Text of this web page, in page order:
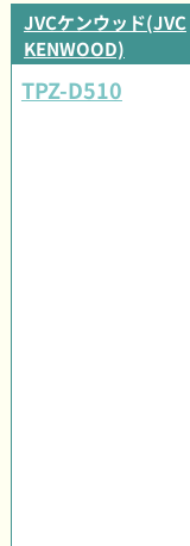
JVCケンウッド(JVC
KENWOOD)
TPZ-D510